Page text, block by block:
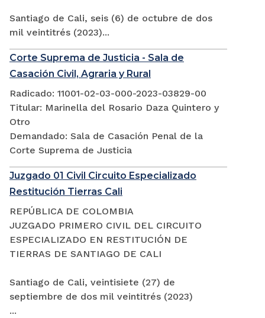
Santiago de Cali, seis (6) de octubre de dos
mil veintitrés (2023)...
Corte Suprema de Justicia - Sala de
Casación Civil, Agraria y Rural
Radicado: 11001-02-03-000-2023-03829-00
Titular: Marinella del Rosario Daza Quintero y
Otro
Demandado: Sala de Casación Penal de la
Corte Suprema de Justicia
Juzgado 01 Civil Circuito Especializado
Restitución Tierras Cali
REPÚBLICA DE COLOMBIA
JUZGADO PRIMERO CIVIL DEL CIRCUITO
ESPECIALIZADO EN RESTITUCIÓN DE
TIERRAS DE SANTIAGO DE CALI
Santiago de Cali, veintisiete (27) de
septiembre de dos mil veintitrés (2023)
...